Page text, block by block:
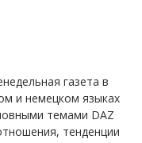
газета в
и немецком языках
темами DAZ
тенденции